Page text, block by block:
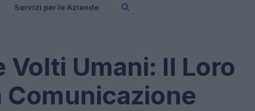
Servizi per le Aziende
Volti Umani: Il Loro